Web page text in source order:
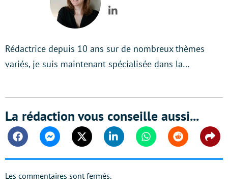
LinkedIn
Rédactrice depuis 10 ans sur de nombreux thèmes
variés, je suis maintenant spécialisée dans la…
La rédaction vous conseille aussi...
FacebookMessengerTwitter Linkedin WhatsappReddit
Les commentaires sont fermés.